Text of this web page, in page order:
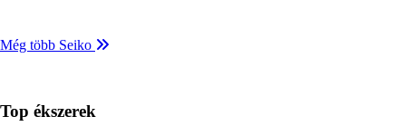
Még több Seiko
Top ékszerek